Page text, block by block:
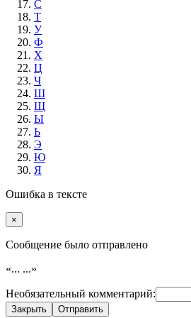
С
Т
У
Ф
Х
Ц
Ч
Ш
Щ
Ы
Ь
Э
Ю
Я
Ошибка в тексте
×
Cообщение было отправлено
«... ...»
Необязательный комментарий:
Закрыть Отправить